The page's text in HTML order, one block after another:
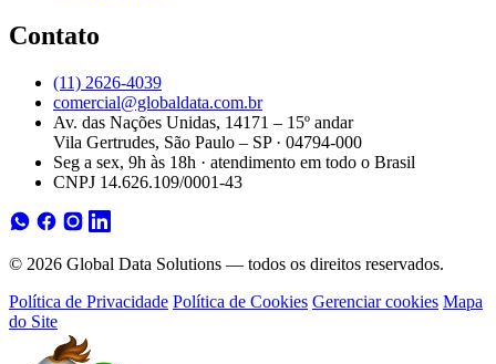
Contato
(11) 2626-4039
comercial@globaldata.com.br
Av. das Nações Unidas, 14171 – 15º andar
Vila Gertrudes, São Paulo – SP · 04794-000
Seg a sex, 9h às 18h · atendimento em todo o Brasil
CNPJ 14.626.109/0001-43
© 2026 Global Data Solutions — todos os direitos reservados.
Política de Privacidade Política de Cookies Gerenciar cookies Mapa
do Site